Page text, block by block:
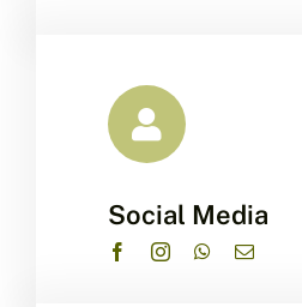
Social Media